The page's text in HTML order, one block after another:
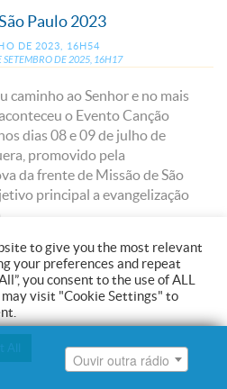
Ouvir outra rádio